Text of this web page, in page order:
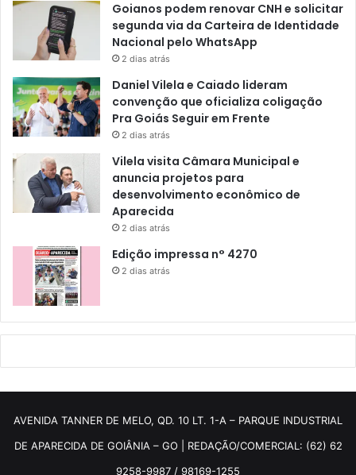
Goianos podem renovar CNH e solicitar
segunda via da Carteira de Identidade
Nacional pelo WhatsApp
2 dias atrás
Daniel Vilela e Caiado lideram
convenção que oficializa coligação
Pra Goiás Seguir em Frente
2 dias atrás
Vilela visita Câmara Municipal e
anuncia projetos para
desenvolvimento econômico de
Aparecida
2 dias atrás
Edição impressa n° 4270
2 dias atrás
AVENIDA TANNER DE MELO, QD. 10 LT. 1-A – PARQUE INDUSTRIAL
DE APARECIDA DE GOIÂNIA – GO | REDAÇÃO/COMERCIAL: (62) 62
9258-9987 / 98169-1255